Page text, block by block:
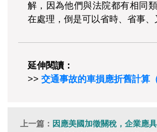
解，因為他們與法院都有相同
在處理，倒是可以省時、省事、
延伸閱讀：
>> 交通事故的車損應折舊計算（
上一篇： 因應美國加徵關稅，企業應